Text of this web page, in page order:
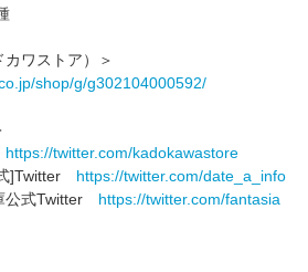
ワストア）＞
shop/g/g302104000592/
https://twitter.com/kadokawastore
]Twitter https://twitter.com/date_a_info
公式Twitter https://twitter.com/fantasia